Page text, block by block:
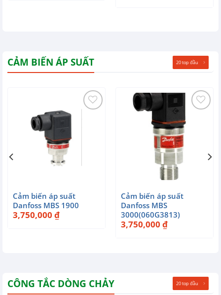
CẢM BIẾN ÁP SUẤT 20 top đầu
Cảm biến áp suất
Danfoss MBS 1900
3,750,000 ₫
Cảm biến áp suất
Danfoss MBS
3000(060G3813)
3,750,000 ₫
CÔNG TẮC DÒNG CHẢY 20 top đầu